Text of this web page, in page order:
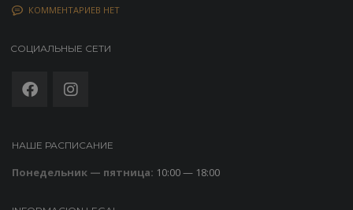
КОММЕНТАРИЕВ НЕТ
СОЦИАЛЬНЫЕ СЕТИ
НАШЕ РАСПИСАНИЕ
Понедельник — пятница: 10:00 — 18:00